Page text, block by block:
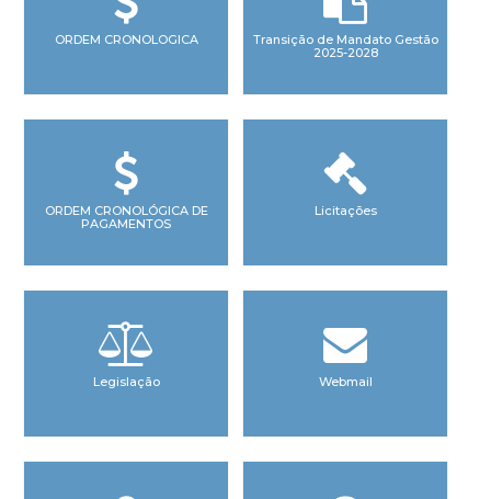
ORDEM CRONOLOGICA
Transição de Mandato Gestão
2025-2028
ORDEM CRONOLÓGICA DE
PAGAMENTOS
Licitações
Legislação Webmail